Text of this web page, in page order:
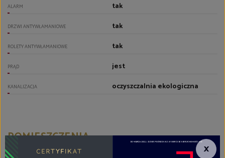
ALARM tak
DRZWI ANTYWŁAMANIOWE tak
ROLETY ANTYWŁAMANIOWE tak
PRĄD jest
KANALIZACJA oczyszczalnia ekologiczna
POMIESZCZENIA
×